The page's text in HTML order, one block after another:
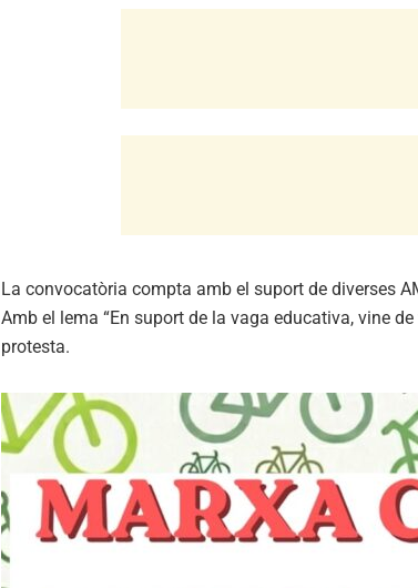
La convocatòria compta amb el suport de diverses
Amb el lema “En suport de la vaga educativa, vine
protesta.